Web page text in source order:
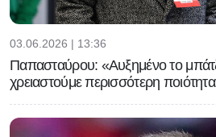
03.06.2026 | 13:36
Παπασταύρου: «Αυξημένο το
χρειαστούμε περισσότερη